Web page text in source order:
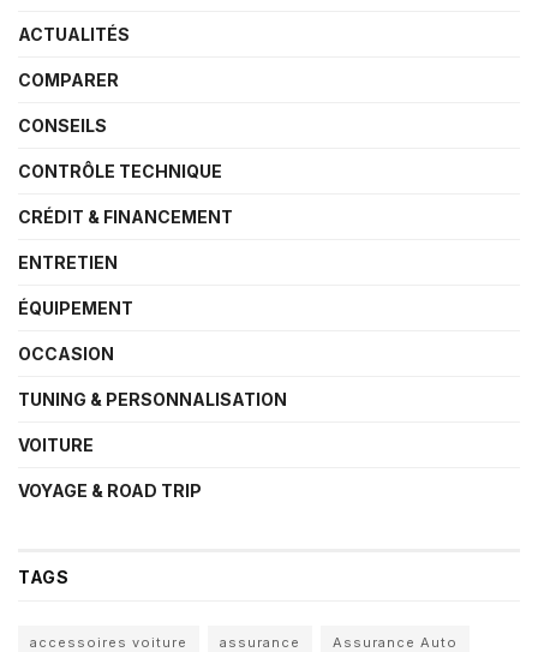
ACTUALITÉS
COMPARER
CONSEILS
CONTRÔLE TECHNIQUE
CRÉDIT & FINANCEMENT
ENTRETIEN
ÉQUIPEMENT
OCCASION
TUNING & PERSONNALISATION
VOITURE
VOYAGE & ROAD TRIP
TAGS
accessoires voiture assurance Assurance Auto